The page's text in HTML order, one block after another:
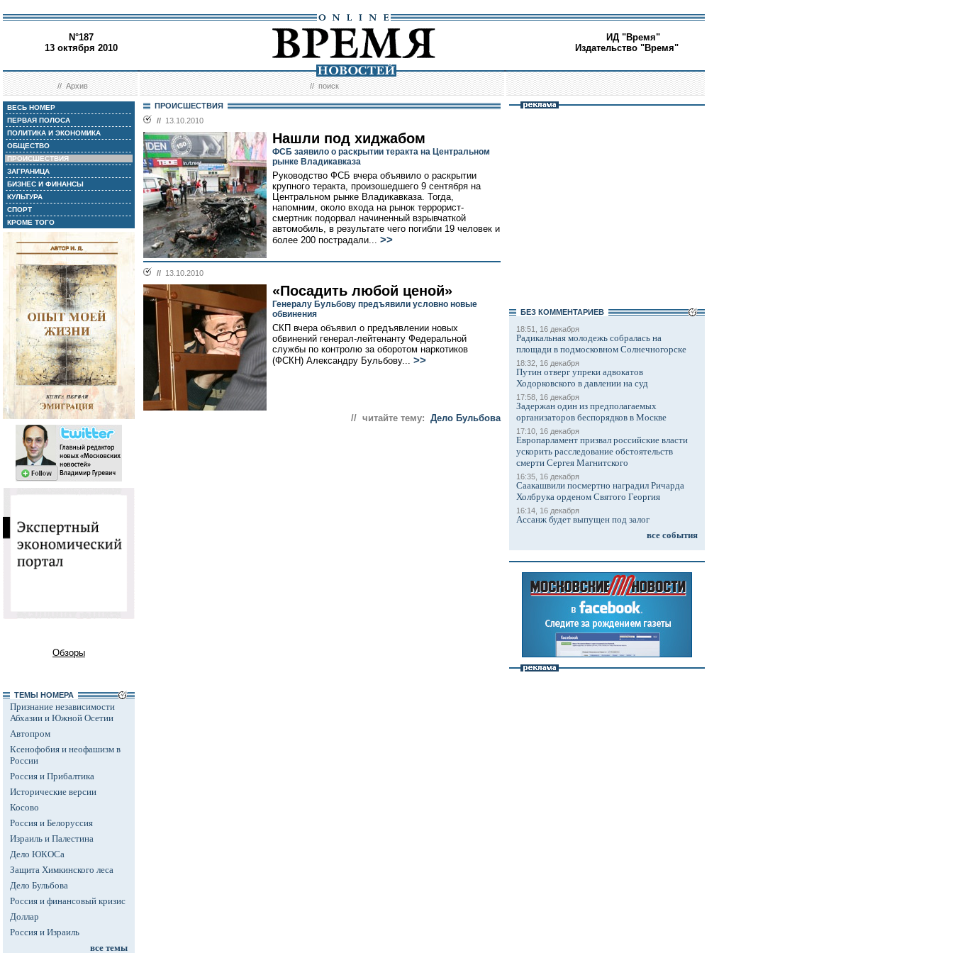
N°187
13 октября 2010
ИД "Время"
Издательство "Время"
//Архив //поиск
ВЕСЬ НОМЕР
ПЕРВАЯ ПОЛОСА
ПОЛИТИКА И ЭКОНОМИКА
ОБЩЕСТВО
ПРОИСШЕСТВИЯ
ЗАГРАНИЦА
БИЗНЕС И ФИНАНСЫ
КУЛЬТУРА
СПОРТ
КРОМЕ ТОГО
Обзоры
ТЕМЫ НОМЕРА
Признание независимости
Абхазии и Южной Осетии
Автопром
Ксенофобия и неофашизм в
России
Россия и Прибалтика
Исторические версии
Косово
Россия и Белоруссия
Израиль и Палестина
Дело ЮКОСа
Защита Химкинского леса
Дело Бульбова
Россия и финансовый кризис
Доллар
Россия и Израиль
все темы
ПРОИСШЕСТВИЯ
// 13.10.2010
Нашли под хиджабом
ФСБ заявило о раскрытии теракта на Центральном
рынке Владикавказа
Руководство ФСБ вчера объявило о раскрытии
крупного теракта, произошедшего 9 сентября на
Центральном рынке Владикавказа. Тогда,
напомним, около входа на рынок террорист-
смертник подорвал начиненный взрывчаткой
автомобиль, в результате чего погибли 19 человек и
более 200 пострадали... >>
// 13.10.2010
«Посадить любой ценой»
Генералу Бульбову предъявили условно новые
обвинения
СКП вчера объявил о предъявлении новых
обвинений генерал-лейтенанту Федеральной
службы по контролю за оборотом наркотиков
(ФСКН) Александру Бульбову... >>
// читайте тему: Дело Бульбова
БЕЗ КОМMЕНТАРИЕВ
18:51, 16 декабря
Радикальная молодежь собралась на
площади в подмосковном Солнечногорске
18:32, 16 декабря
Путин отверг упреки адвокатов
Ходорковского в давлении на суд
17:58, 16 декабря
Задержан один из предполагаемых
организаторов беспорядков в Москве
17:10, 16 декабря
Европарламент призвал российские власти
ускорить расследование обстоятельств
смерти Сергея Магнитского
16:35, 16 декабря
Саакашвили посмертно наградил Ричарда
Холбрука орденом Святого Георгия
16:14, 16 декабря
Ассанж будет выпущен под залог
все события